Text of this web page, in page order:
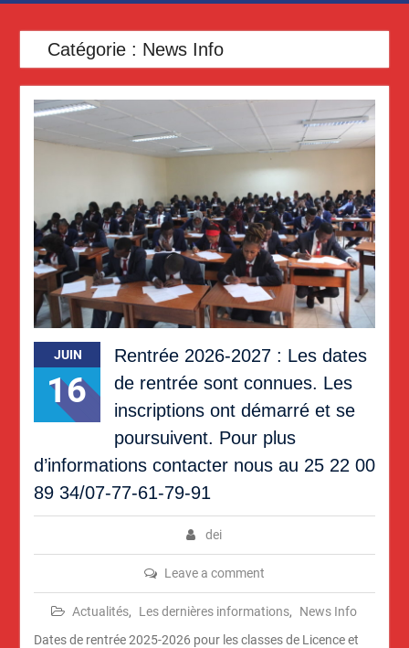
Catégorie : News Info
JUIN
16
Rentrée 2026-2027 : Les dates
de rentrée sont connues. Les
inscriptions ont démarré et se
poursuivent. Pour plus
d’informations contacter nous au 25 22 00
89 34/07-77-61-79-91
dei
Leave a comment
Actualités, Les dernières informations,
News Info
Dates de rentrée 2025-2026 pour les classes de Licence et